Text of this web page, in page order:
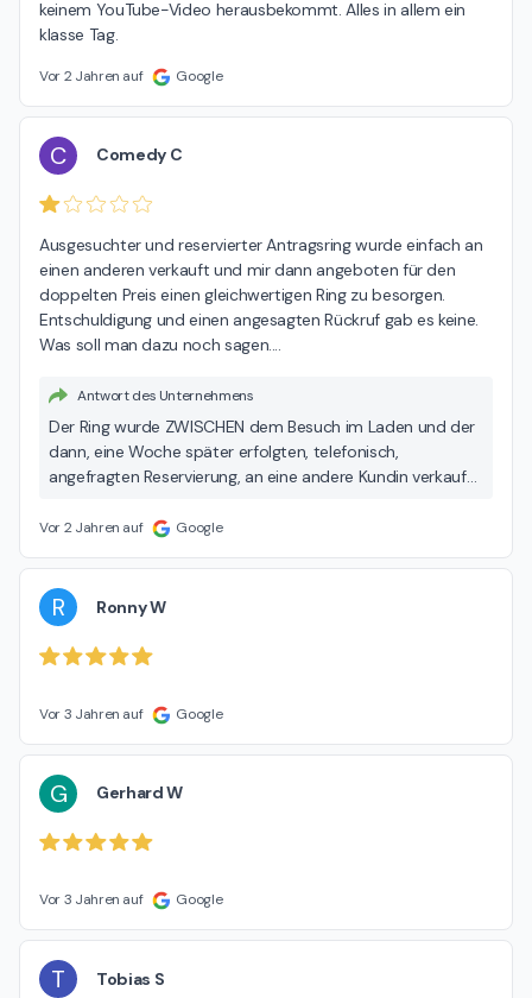
keinem YouTube-Video herausbekommt. Alles in allem ein
klasse Tag.
Vor 2 Jahren auf Google
C Comedy C
Ausgesuchter und reservierter Antragsring wurde einfach an
einen anderen verkauft und mir dann angeboten für den
doppelten Preis einen gleichwertigen Ring zu besorgen.
Entschuldigung und einen angesagten Rückruf gab es keine.
Was soll man dazu noch sagen....
Antwort des Unternehmens
Der Ring wurde ZWISCHEN dem Besuch im Laden und der
dann, eine Woche später erfolgten, telefonisch,
angefragten Reservierung, an eine andere Kundin verkauft.
Vor 2 Jahren auf Google
R Ronny W
Vor 3 Jahren auf Google
G Gerhard W
Vor 3 Jahren auf Google
T Tobias S